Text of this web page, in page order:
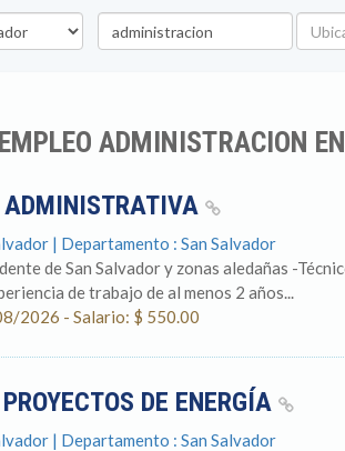
Palabra
clave
ADMINISTRACION
| Departamento : San Salvador
de San Salvador y zonas aledañas -
de trabajo de al menos 2 años...
2026 - Salario: $ 550.00
DE ENERGÍA
| Departamento : San Salvador